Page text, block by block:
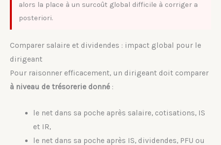
alors la place à un surcoût global difficile à corriger a
posteriori.
Comparer salaire et dividendes : impact global pour le
dirigeant
Pour raisonner efficacement, un dirigeant doit comparer
à niveau de trésorerie donné :
le net dans sa poche après salaire, cotisations, IS
et IR,
le net dans sa poche après IS, dividendes, PFU ou